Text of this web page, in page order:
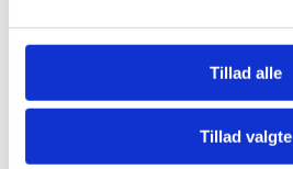
Tillad alle
Tillad valgte
Handelsbetingelser